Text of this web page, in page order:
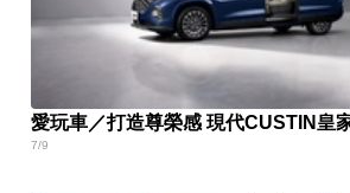
愛玩車／打造尊榮感 現代CUSTIN皇
7/9